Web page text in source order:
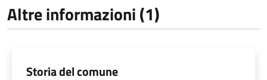
Altre informazioni (1)
Storia del comune